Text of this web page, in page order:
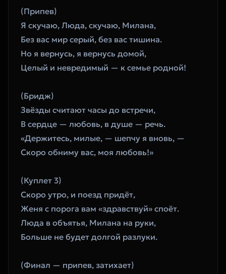
(Припев)
Я скучаю, Люда, скучаю, Милана,
Без вас мир серый, без вас тишина.
Но я вернусь, я вернусь домой,
Целый и невредимый — к семье родной!
(Бридж)
Звёзды считают часы до встречи,
В сердце — любовь, в душе — речь.
«Держитесь, милые, — шепчу я вновь, —
Скоро обниму вас, моя любовь!»
(Куплет 3)
Скоро утро, и поезд придёт,
Женя с порога вам «здравствуй» споёт.
Люда в объятья, Милана на руки,
Больше не будет долгой разлуки.
(Финал — припев, затихает)